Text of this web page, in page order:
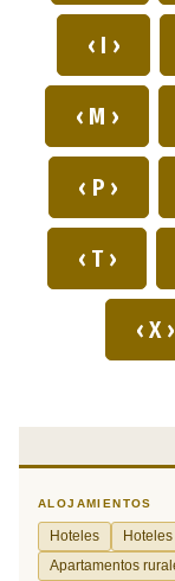
‹ I ›
‹ M ›
‹ P ›
‹ T ›
‹ X ›